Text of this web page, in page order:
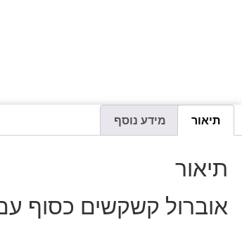
תיאור מידע נוסף
תיאור
אוברול קשקשים כסוף